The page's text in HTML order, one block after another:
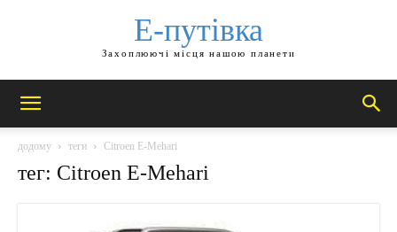
Е-путівка
Захоплюючі місця нашою планети
додому теги Citroen E-Mehari
тег: Citroen E-Mehari